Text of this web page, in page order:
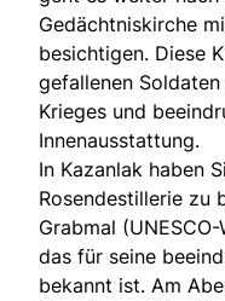
Gedächtniskirche
besichtigen. Diese
gefallenen
Krieges und
Innenausstattung.
In Kazanlak haben
Rosendestillerie zu
Grabmal
das für seine
bekannt ist. Am